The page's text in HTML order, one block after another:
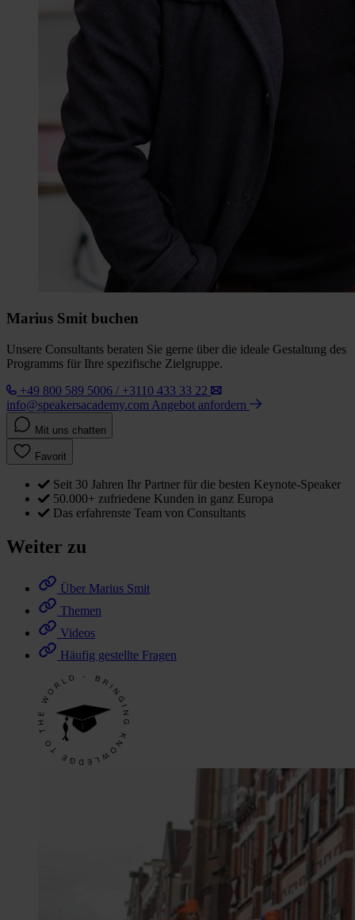
Marius Smit buchen
Unsere Consultants beraten Sie gerne über die ideale Gestaltung des
Programms für Ihre spezifische Zielgruppe.
+49 800 589 5006 / +3110 433 33 22
info@speakersacademy.com Angebot anfordern
Mit uns chatten
Favorit
Seit 30 Jahren Ihr Partner für die besten Keynote-Speaker
50.000+ zufriedene Kunden in ganz Europa
Das erfahrenste Team von Consultants
Weiter zu
Über Marius Smit
Themen
Videos
Häufig gestellte Fragen